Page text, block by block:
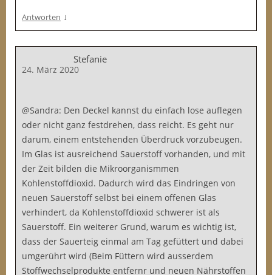
Antworten ↓
Stefanie
24. März 2020
@Sandra: Den Deckel kannst du einfach lose auflegen
oder nicht ganz festdrehen, dass reicht. Es geht nur
darum, einem entstehenden Überdruck vorzubeugen.
Im Glas ist ausreichend Sauerstoff vorhanden, und mit
der Zeit bilden die Mikroorganismmen
Kohlenstoffdioxid. Dadurch wird das Eindringen von
neuen Sauerstoff selbst bei einem offenen Glas
verhindert, da Kohlenstoffdioxid schwerer ist als
Sauerstoff. Ein weiterer Grund, warum es wichtig ist,
dass der Sauerteig einmal am Tag gefüttert und dabei
umgerührt wird (Beim Füttern wird ausserdem
Stoffwechselprodukte entfernr und neuen Nährstoffen